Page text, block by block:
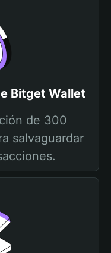
Bitget Wallet
de 300
salvaguardar